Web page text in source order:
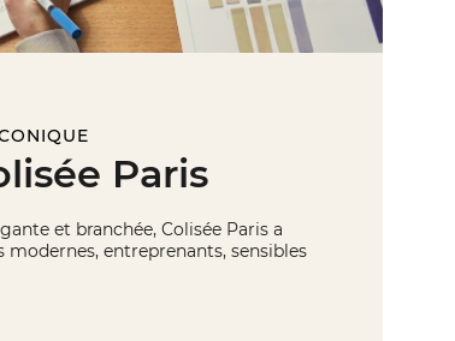
Paris
et branchée, Colisée Paris a
entreprenants, sensibles